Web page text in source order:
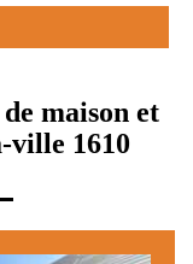
maison et
ville 1610